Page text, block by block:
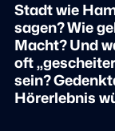
Stadt wie
sagen? Wie
Macht? Und
oft
sein?
Hörerlebnis